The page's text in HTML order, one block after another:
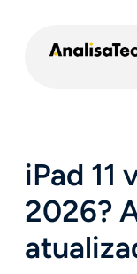
iPad 11
2026?